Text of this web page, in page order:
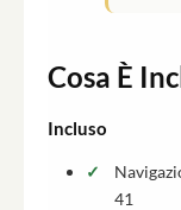
Cosa È
Incluso
41